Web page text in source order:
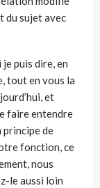
du sujet avec
puis dire, en
tout en vous la
et
faire entendre
principe de
fonction, ce
nous
le aussi loin